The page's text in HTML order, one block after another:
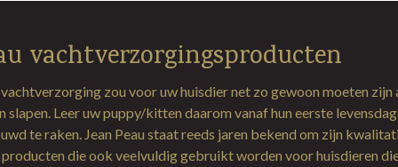
vachtverzorgingsproducten
zou voor uw huisdier net zo gewoon moeten zijn
slapen. Leer uw puppy/kitten daarom vanaf hun eerste
te raken. Jean Peau staat reeds jaren bekend om zijn
die ook veelvuldig gebruikt worden voor huisdieren